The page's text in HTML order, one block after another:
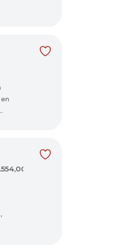
per maand bruto